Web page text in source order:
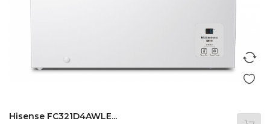
Hisense FC321D4AWLE...